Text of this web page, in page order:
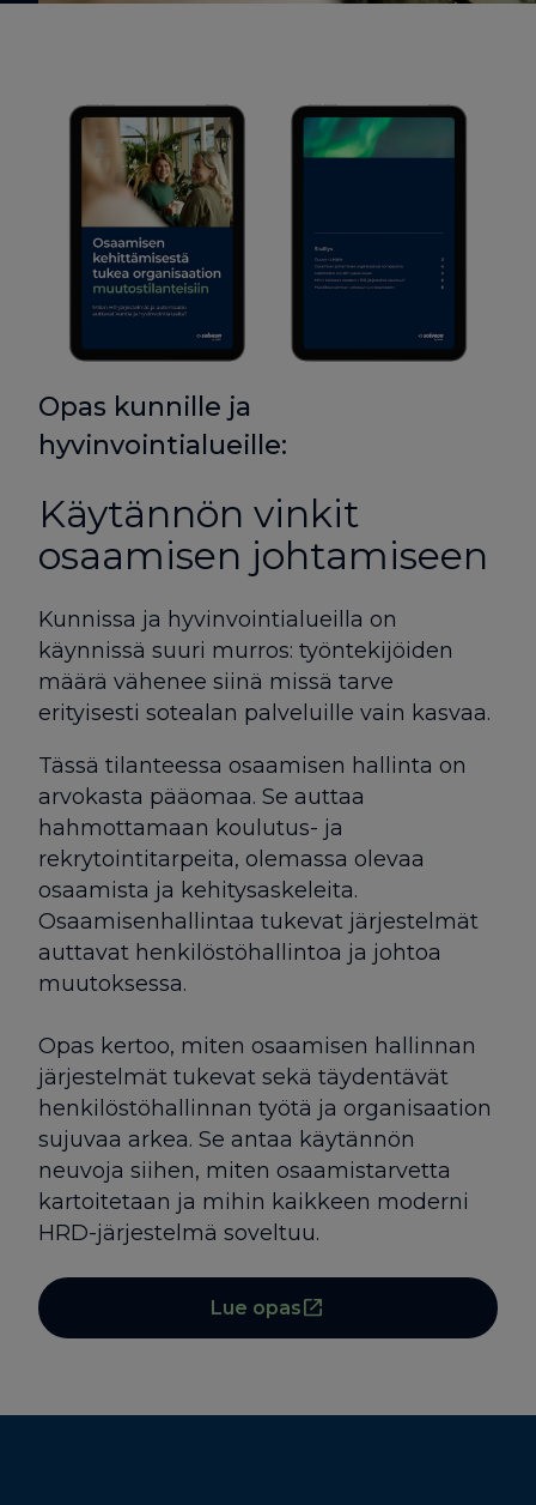
Opas kunnille ja
hyvinvointialueille:
Käytännön vinkit
osaamisen johtamiseen
Kunnissa ja hyvinvointialueilla on
käynnissä suuri murros: työntekijöiden
määrä vähenee siinä missä tarve
erityisesti sotealan palveluille vain kasvaa.
Tässä tilanteessa osaamisen hallinta on
arvokasta pääomaa. Se auttaa
hahmottamaan koulutus- ja
rekrytointitarpeita, olemassa olevaa
osaamista ja kehitysaskeleita.
Osaamisenhallintaa tukevat järjestelmät
auttavat henkilöstöhallintoa ja johtoa
muutoksessa.
Opas kertoo, miten osaamisen hallinnan
järjestelmät tukevat sekä täydentävät
henkilöstöhallinnan työtä ja organisaation
sujuvaa arkea. Se antaa käytännön
neuvoja siihen, miten osaamistarvetta
kartoitetaan ja mihin kaikkeen moderni
HRD-järjestelmä soveltuu.
Lue opas